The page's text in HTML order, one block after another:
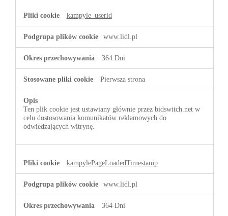
kampyle_userid
www.lidl.pl
364 Dni
Pierwsza strona
Ten plik cookie jest ustawiany głównie przez bidswitch.net w
celu dostosowania komunikatów reklamowych do
odwiedzających witrynę.
kampylePageLoadedTimestamp
www.lidl.pl
364 Dni